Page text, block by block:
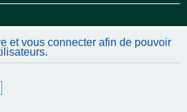
et vous connecter afin de pouvoir